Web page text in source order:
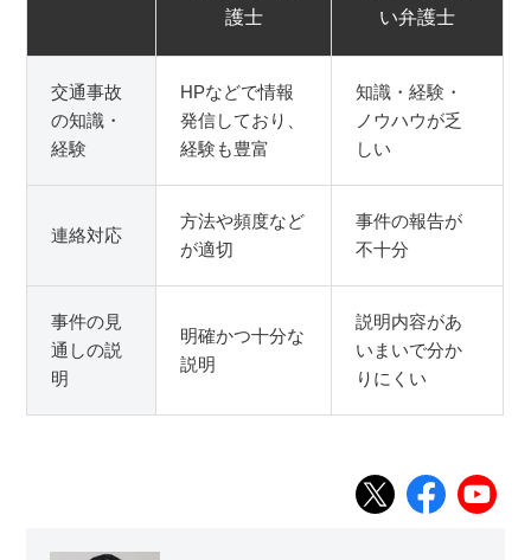
護士
い弁護士
交通事故
の知識・
経験
HPなどで情報
発信しており、
経験も豊富
知識・経験・
ノウハウが乏
しい
連絡対応
方法や頻度など
が適切
事件の報告が
不十分
事件の見
通しの説
明
明確かつ十分な
説明
説明内容があ
いまいで分か
りにくい